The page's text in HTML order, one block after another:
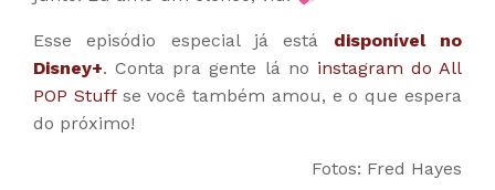
Esse episódio especial já está disponível no
Disney+. Conta pra gente lá no instagram do All
POP Stuffse você também amou, e o que espera
do próximo!
Fotos: Fred Hayes